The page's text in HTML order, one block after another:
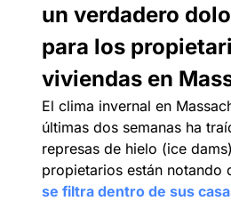
un verdadero
para los
viviendas en
El clima invernal en
últimas dos semanas ha
represas de hielo (ice
propietarios están notando
se filtra dentro de sus